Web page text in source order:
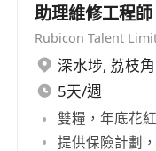
助理維修工程師
Rubicon Talent
深水埗, 荔枝角
5天/週
雙糧，年底花
提供保險計劃